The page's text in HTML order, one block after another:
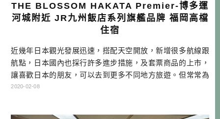
THE BLOSSOM HAKATA Premier-博多運
河城附近 JR九州飯店系列旗艦品牌 福岡高檔
住宿
近幾年日本觀光發展迅速，搭配天空開放，新增很多航線跟
航點，日本國內也採行許多進步措施，及套票商品的上市，
讓喜歡日本的朋友，可以去到更多不同地方旅遊。但常常為
外國旅客所嘆息的，卻是高級旅宿的缺乏。 這對於金字塔相
2020-02-08